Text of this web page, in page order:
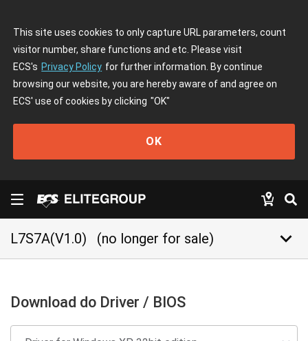
This site uses cookies to only capture URL parameters, count
visitor number, share functions and etc. Please visit
ECS's Privacy Policy for further information. By continue
browsing our website, you are hereby aware of and agree on
ECS' use of cookies by clicking "OK"
OK
L7S7A(V1.0) (no longer for sale) keyboard_arrow_down
Download do Driver / BIOS